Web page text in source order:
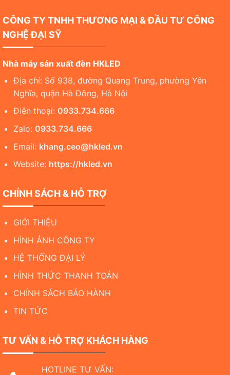
CÔNG TY TNHH THƯƠNG MẠI & ĐẦU TƯ CÔNG
NGHỆ ĐẠI SỸ
Nhà máy sản xuất đèn HKLED
Địa chỉ: Số 938, đường Quang Trung, phường Yên
Nghĩa, quận Hà Đông, Hà Nội
Điện thoại: 0933.734.666
Zalo: 0933.734.666
Email: khang.ceo@hkled.vn
Website: https://hkled.vn
CHÍNH SÁCH & HỖ TRỢ
GIỚI THIỆU
HÌNH ẢNH CÔNG TY
HỆ THỐNG ĐẠI LÝ
HÌNH THỨC THANH TOÁN
CHÍNH SÁCH BẢO HÀNH
TIN TỨC
TƯ VẤN & HỖ TRỢ KHÁCH HÀNG
HOTLINE TƯ VẤN: